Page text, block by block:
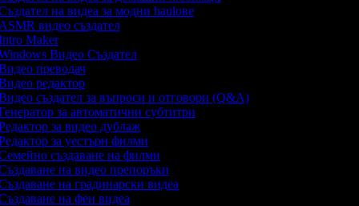
на видеа за модни haulове
видео създател
Maker
Видео Създател
преводач
редактор
създател за въпроси и отговори (Q&A)
за автоматични субтитри
за видео дублаж
за уестърн филми
създаване на филми
на видео препоръки
на градинарски видеа
на фен видеа